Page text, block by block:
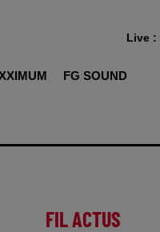
FG SOUND
Live :
FIL ACTUS